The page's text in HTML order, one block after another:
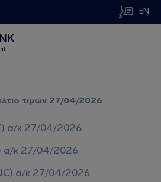
EN
τιμών 27/04/2026
α/κ 27/04/2026
α/κ 27/04/2026
α/κ 27/04/2026